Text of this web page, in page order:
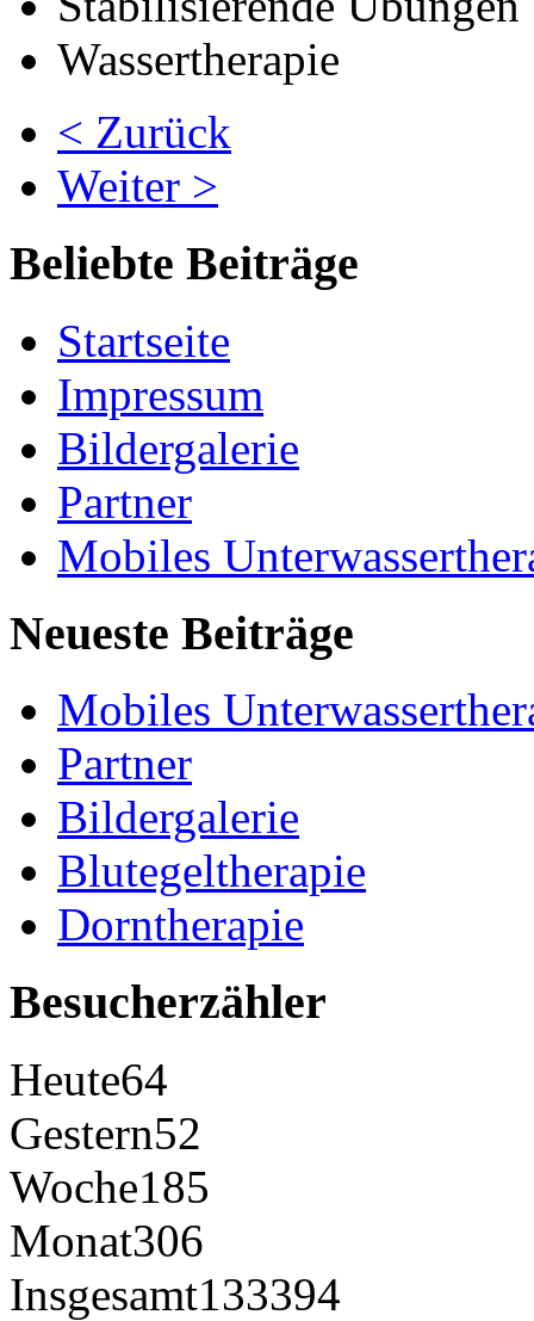
Wassertherapie
< Zurück
Weiter >
Beliebte Beiträge
Startseite
Impressum
Bildergalerie
Partner
Mobiles
Neueste Beiträge
Mobiles
Partner
Bildergalerie
Blutegeltherapie
Dorntherapie
Besucherzähler
Heute64
Gestern52
Woche185
Monat306
Insgesamt133394